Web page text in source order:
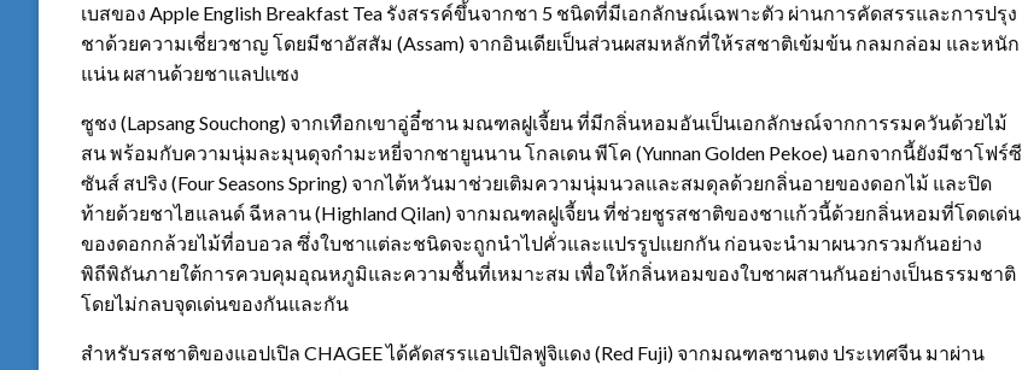
เบสของ Apple English Breakfast Tea รังสรรค์ขึ้นจากชา 5 ชนิดที่มีเอกลักษณ์เฉพาะตัว ผ่านการคัดสรรและการปรุง
ชาด้วยความเชี่ยวชาญ โดยมีชาอัสสัม (Assam) จากอินเดียเป็นส่วนผสมหลักที่ให้รสชาติเข้มข้น กลมกล่อม และหนัก
แน่น ผสานด้วยชาแลปแซง
ซูชง (Lapsang Souchong) จากเทือกเขาอู่อี๋ซาน มณฑลฝูเจี้ยน ที่มีกลิ่นหอมอันเป็นเอกลักษณ์จากการรมควันด้วยไม้
สน พร้อมกับความนุ่มละมุนดุจกำมะหยี่จากชายูนนาน โกลเดน พีโค (Yunnan Golden Pekoe) นอกจากนี้ยังมีชาโฟร์ซี
ซันส์ สปริง (Four Seasons Spring) จากไต้หวันมาช่วยเติมความนุ่มนวลและสมดุลด้วยกลิ่นอายของดอกไม้ และปิด
ท้ายด้วยชาไฮแลนด์ ฉีหลาน (Highland Qilan) จากมณฑลฝูเจี้ยน ที่ช่วยชูรสชาติของชาแก้วนี้ด้วยกลิ่นหอมที่โดดเด่น
ของดอกกล้วยไม้ที่อบอวล ซึ่งใบชาแต่ละชนิดจะถูกนำไปคั่วและแปรรูปแยกกัน ก่อนจะนำมาผนวกรวมกันอย่าง
พิถีพิถันภายใต้การควบคุมอุณหภูมิและความชื้นที่เหมาะสม เพื่อให้กลิ่นหอมของใบชาผสานกันอย่างเป็นธรรมชาติ
โดยไม่กลบจุดเด่นของกันและกัน
สำหรับรสชาติของแอปเปิล CHAGEE ได้คัดสรรแอปเปิลฟูจิแดง (Red Fuji) จากมณฑลซานตง ประเทศจีน มาผ่าน